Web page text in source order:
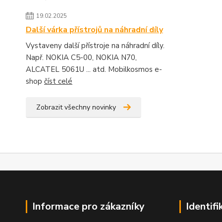
19.02.2025
Další várka přístrojů na náhradní díly
Vystaveny další přístroje na náhradní díly.
Např. NOKIA C5-00, NOKIA N70,
ALCATEL 5061U ... atd. Mobilkosmos e-
shop číst celé
Zobrazit všechny novinky
Informace pro zákazníky